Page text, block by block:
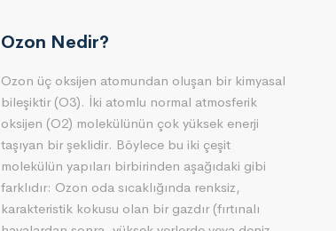
Ozon Nedir?
Ozon üç oksijen atomundan oluşan bir kimyasal
bileşiktir (O3). İki atomlu normal atmosferik
oksijen (O2) molekülünün çok yüksek enerji
taşıyan bir şeklidir. Böylece bu iki çeşit
molekülün yapıları birbirinden aşağıdaki gibi
farklıdır: Ozon oda sıcaklığında renksiz,
karakteristik kokusu olan bir gazdır (fırtınalı